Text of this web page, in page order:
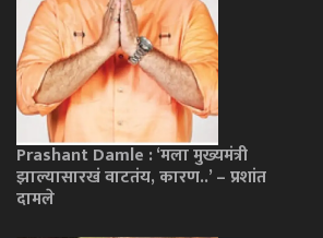
Prashant Damle : ‘मला मुख्यमंत्री
झाल्यासारखं वाटतंय, कारण..’ – प्रशांत
दामले